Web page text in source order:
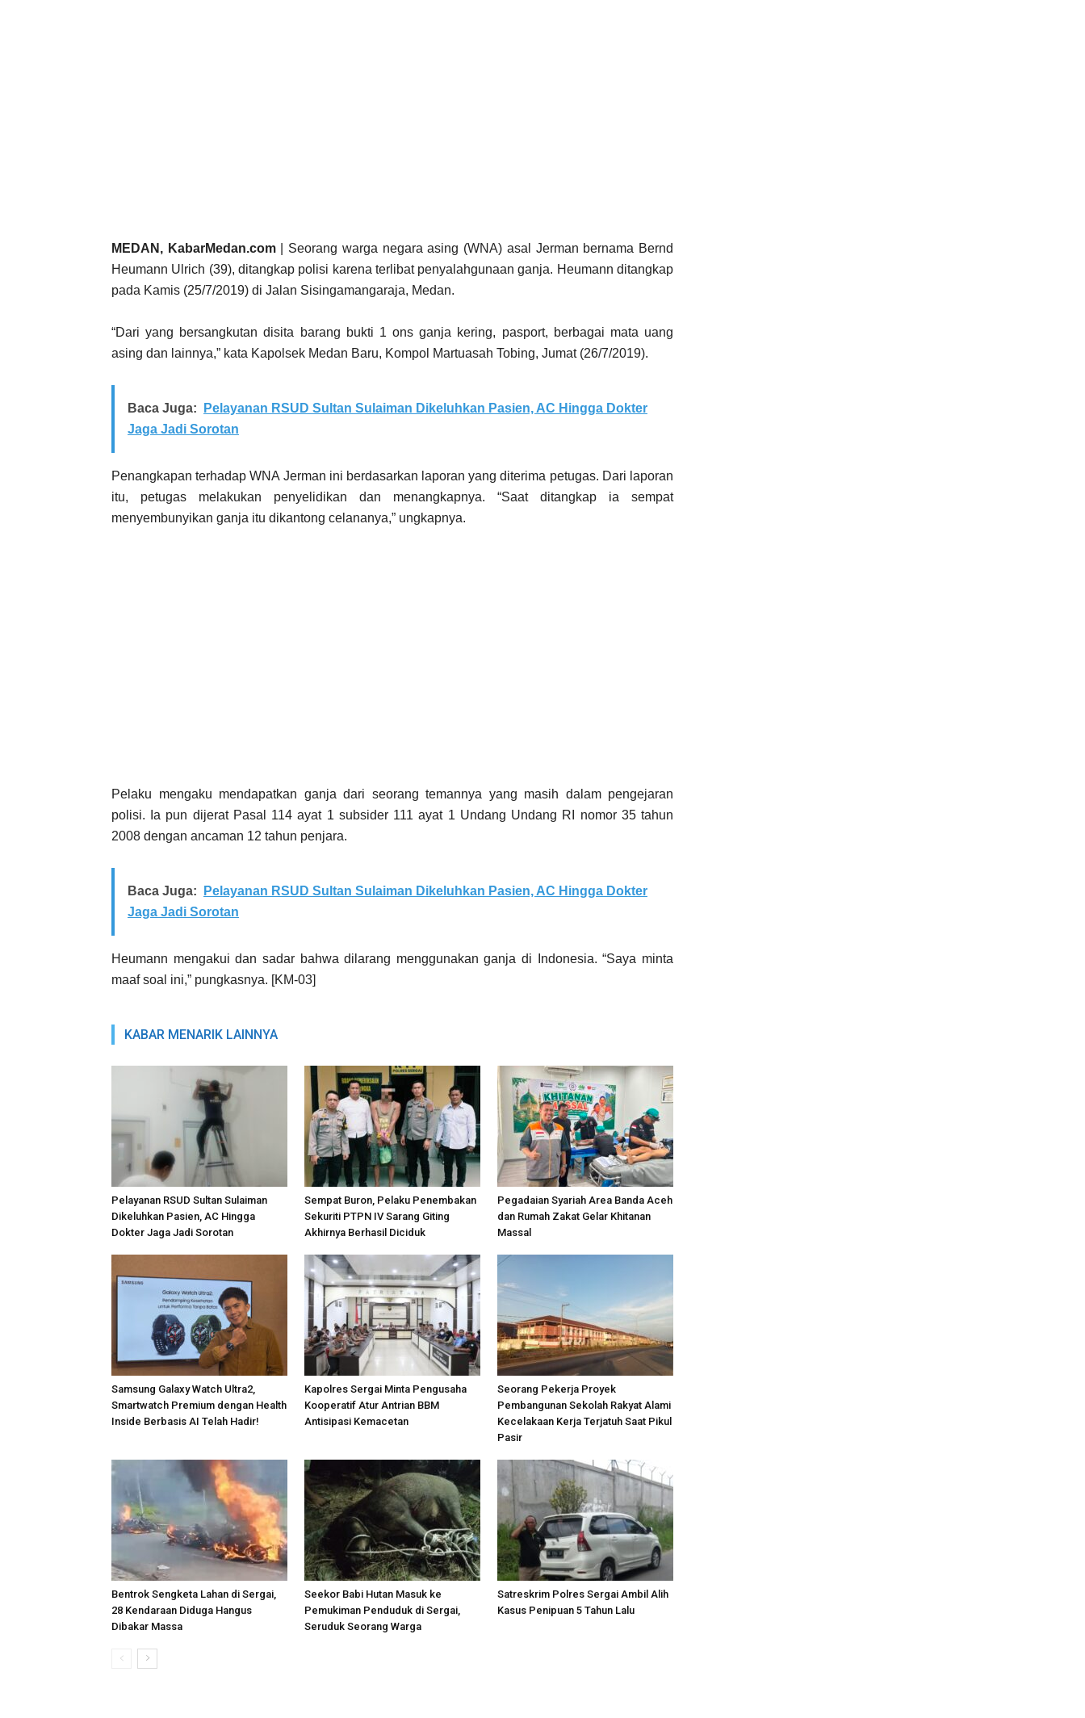
MEDAN, KabarMedan.com| Seorang warga negara asing (WNA) asal Jerman bernama Bernd
Heumann Ulrich (39), ditangkap polisi karena terlibat penyalahgunaan ganja. Heumann ditangkap
pada Kamis (25/7/2019) di Jalan Sisingamangaraja, Medan.
“Dari yang bersangkutan disita barang bukti 1 ons ganja kering, pasport, berbagai mata uang
asing dan lainnya,” kata Kapolsek Medan Baru, Kompol Martuasah Tobing, Jumat (26/7/2019).
Baca Juga:
Pelayanan RSUD Sultan Sulaiman Dikeluhkan Pasien, AC Hingga Dokter
Jaga Jadi Sorotan
Penangkapan terhadap WNA Jerman ini berdasarkan laporan yang diterima petugas. Dari laporan
itu, petugas melakukan penyelidikan dan menangkapnya. “Saat ditangkap ia sempat
menyembunyikan ganja itu dikantong celananya,” ungkapnya.
Pelaku mengaku mendapatkan ganja dari seorang temannya yang masih dalam pengejaran
polisi. Ia pun dijerat Pasal 114 ayat 1 subsider 111 ayat 1 Undang Undang RI nomor 35 tahun
2008 dengan ancaman 12 tahun penjara.
Baca Juga:
Pelayanan RSUD Sultan Sulaiman Dikeluhkan Pasien, AC Hingga Dokter
Jaga Jadi Sorotan
Heumann mengakui dan sadar bahwa dilarang menggunakan ganja di Indonesia. “Saya minta
maaf soal ini,” pungkasnya. [KM-03]
KABAR MENARIK LAINNYA
Pelayanan RSUD Sultan Sulaiman
Dikeluhkan Pasien, AC Hingga
Dokter Jaga Jadi Sorotan
Sempat Buron, Pelaku Penembakan
Sekuriti PTPN IV Sarang Giting
Akhirnya Berhasil Diciduk
Pegadaian Syariah Area Banda Aceh
dan Rumah Zakat Gelar Khitanan
Massal
Samsung Galaxy Watch Ultra2,
Smartwatch Premium dengan Health
Inside Berbasis AI Telah Hadir!
Kapolres Sergai Minta Pengusaha
Kooperatif Atur Antrian BBM
Antisipasi Kemacetan
Seorang Pekerja Proyek
Pembangunan Sekolah Rakyat Alami
Kecelakaan Kerja Terjatuh Saat Pikul
Pasir
Bentrok Sengketa Lahan di Sergai,
28 Kendaraan Diduga Hangus
Dibakar Massa
Seekor Babi Hutan Masuk ke
Pemukiman Penduduk di Sergai,
Seruduk Seorang Warga
Satreskrim Polres Sergai Ambil Alih
Kasus Penipuan 5 Tahun Lalu